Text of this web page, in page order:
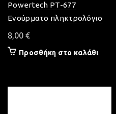
Powertech PT-677
Ενσύρματο πληκτρολόγιο
8,00 €
Προσθήκη στο καλάθι